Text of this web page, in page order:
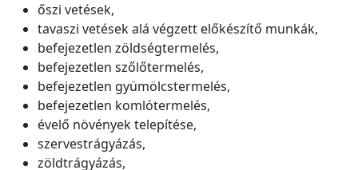
őszi vetések,
tavaszi vetések alá végzett előkészítő munkák,
befejezetlen zöldségtermelés,
befejezetlen szőlőtermelés,
befejezetlen gyümölcstermelés,
befejezetlen komlótermelés,
évelő növények telepítése,
szervestrágyázás,
zöldtrágyázás,